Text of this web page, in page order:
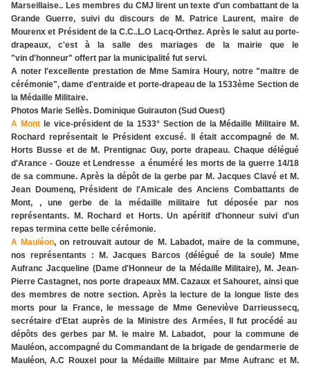
Marseillaise.. Les membres du CMJ lirent un texte d'un combattant de la
Grande Guerre, suivi du discours de M. Patrice Laurent, maire de
Mourenx et Président de la C.C..L.O Lacq-Orthez. Après le salut au porte-
drapeaux, c'est à la salle des mariages de la mairie que le
"vin d'honneur" offert par la municipalité fut servi.
A noter l'excellente prestation de Mme Samira Houry, notre "maitre de
cérémonie", dame d'entraide et porte-drapeau de la 1533ème Section de
la Médaille Militaire.
Photos Marie Sellès. Dominique Guirauton (Sud Ouest)
A Montle vice-président de la 1533° Section de la Médaille Militaire M.
Rochard représentait le Président excusé. Il était accompagné de M.
Horts Busse et de M. Prentignac Guy, porte drapeau. Chaque délégué
d'Arance - Gouze et Lendresse a énuméré les morts de la guerre 14/18
de sa commune. Après la dépôt de la gerbe par M. Jacques Clavé et M.
Jean Doumenq, Président de l'Amicale des Anciens Combattants de
Mont, , une gerbe de la médaille militaire fut déposée par nos
représentants. M. Rochard et Horts. Un apéritif d'honneur suivi d'un
repas termina cette belle cérémonie.
A Mauléon, on retrouvait autour de M. Labadot, maire de la commune,
nos représentants : M. Jacques Barcos (délégué de la soule) Mme
Aufranc Jacqueline (Dame d'Honneur de la Médaille Militaire), M. Jean-
Pierre Castagnet, nos porte drapeaux MM. Cazaux et Sahouret, ainsi que
des membres de notre section. Après la lecture de la longue liste des
morts pour la France, le message de Mme Geneviève Darrieussecq,
secrétaire d'Etat auprès de la Ministre des Armées, Il fut procédé au
dépôts des gerbes par M. le maire M. Labadot, pour la commune de
Mauléon, accompagné du Commandant de la brigade de gendarmerie de
Mauléon, A.C Rouxel pour la Médaille Militaire par Mme Aufranc et M.